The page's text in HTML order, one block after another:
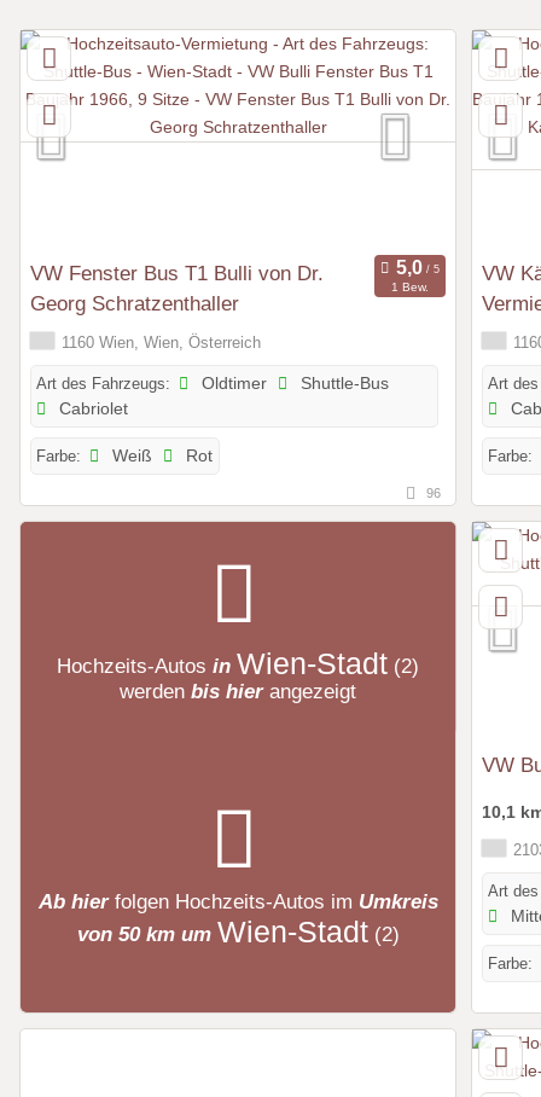
VW Fenster Bus T1 Bulli von Dr.
Georg Schratzenthaller
1 Bew.
1160 Wien, Wien, Österreich
Art des Fahrzeugs: Oldtimer
Shuttle-Bus
Cabriolet
Farbe: Weiß Rot
96
VW
Art
Farbe:
Hochzeits-Autos in Wien-Stadt (2)
werden bis hierangezeigt
Ab hier folgen Hochzeits-Autos im Umkreis
von 50 km um Wien-Stadt (2)
VW
10,1
Art
Farbe: